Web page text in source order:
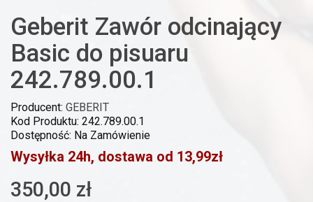
Geberit Zawór odcinający
Basic do pisuaru
242.789.00.1
Producent: GEBERIT
Kod Produktu: 242.789.00.1
Dostępność: Na Zamówienie
Wysyłka 24h, dostawa od 13,99zł
350,00 zł